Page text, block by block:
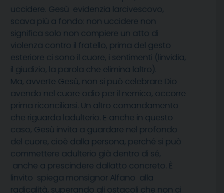
uccidere. Gesù  evidenzia larcivescovo,
scava più a fondo: non uccidere non
significa solo non compiere un atto di
violenza contro il fratello, prima del gesto
esteriore ci sono il cuore, i sentimenti (linvidia,
il giudizio, la parola che elimina laltro).
Ma, avverte Gesù, non si può celebrare Dio
avendo nel cuore odio per il nemico, occorre
prima riconciliarsi. Un altro comandamento
che riguarda ladulterio. E anche in questo
caso, Gesù invita a guardare nel profondo
del cuore, cioè dalla persona, perché si può
commettere adulterio già dentro di sé,
anche a prescindere dallatto concreto. È
linvito  spiega monsignor Alfano  alla
radicalità, superando gli ostacoli che non ci